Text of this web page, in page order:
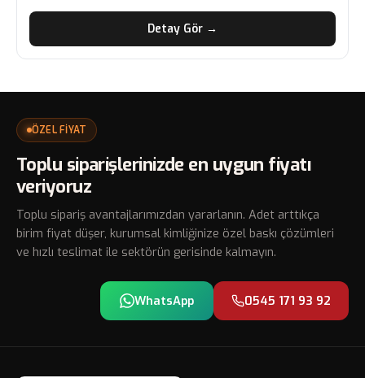
Detay Gör →
ÖZEL FİYAT
Toplu siparişlerinizde en uygun fiyatı
veriyoruz
Toplu sipariş avantajlarımızdan yararlanın. Adet arttıkça
birim fiyat düşer, kurumsal kimliğinize özel baskı çözümleri
ve hızlı teslimat ile sektörün gerisinde kalmayın.
WhatsApp 0545 171 93 92